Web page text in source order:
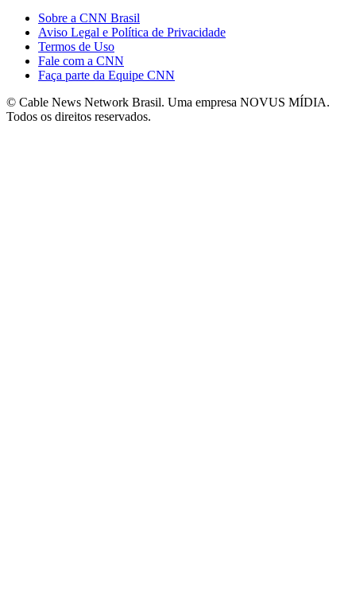
Sobre a CNN Brasil
Aviso Legal e Política de Privacidade
Termos de Uso
Fale com a CNN
Faça parte da Equipe CNN
© Cable News Network Brasil. Uma empresa NOVUS MÍDIA.
Todos os direitos reservados.